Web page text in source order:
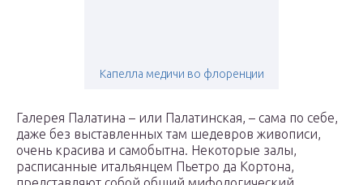
Капелла медичи во флоренции
Галерея Палатина – или Палатинская, – сама по себе,
даже без выставленных там шедевров живописи,
очень красива и самобытна. Некоторые залы,
расписанные итальянцем Пьетро да Кортона,